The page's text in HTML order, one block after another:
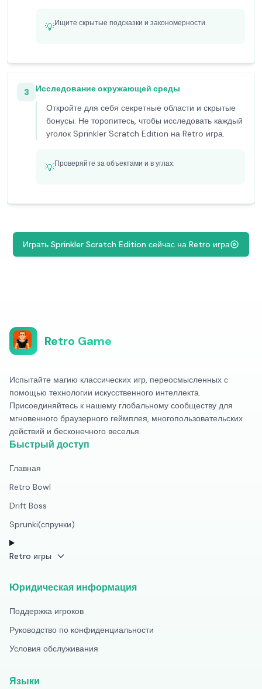
💡Ищите скрытые подсказки и закономерности.
3
Исследование окружающей среды
Откройте для себя секретные области и скрытые
бонусы. Не торопитесь, чтобы исследовать каждый
уголок Sprinkler Scratch Edition на Retro игра.
💡Проверяйте за объектами и в углах.
Играть Sprinkler Scratch Edition сейчас на Retro игра
Retro Game
Испытайте магию классических игр, переосмысленных с
помощью технологии искусственного интеллекта.
Присоединяйтесь к нашему глобальному сообществу для
мгновенного браузерного геймплея, многопользовательских
действий и бесконечного веселья.
Быстрый доступ
Главная
Retro Bowl
Drift Boss
Sprunki(спрунки)
Retro игры
Юридическая информация
Поддержка игроков
Руководство по конфиденциальности
Условия обслуживания
Языки